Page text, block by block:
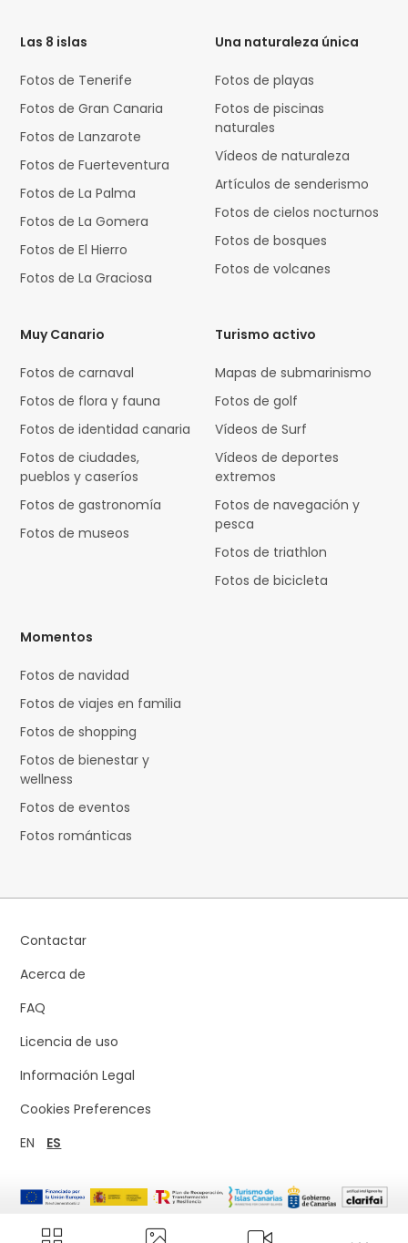
Las 8 islas
Fotos de Tenerife
Fotos de Gran Canaria
Fotos de Lanzarote
Fotos de Fuerteventura
Fotos de La Palma
Fotos de La Gomera
Fotos de El Hierro
Fotos de La Graciosa
Una naturaleza única
Fotos de playas
Fotos de piscinas
naturales
Vídeos de naturaleza
Artículos de senderismo
Fotos de cielos nocturnos
Fotos de bosques
Fotos de volcanes
Muy Canario
Fotos de carnaval
Fotos de flora y fauna
Fotos de identidad canaria
Fotos de ciudades,
pueblos y caseríos
Fotos de gastronomía
Fotos de museos
Turismo activo
Mapas de submarinismo
Fotos de golf
Vídeos de Surf
Vídeos de deportes
extremos
Fotos de navegación y
pesca
Fotos de triathlon
Fotos de bicicleta
Momentos
Fotos de navidad
Fotos de viajes en familia
Fotos de shopping
Fotos de bienestar y
wellness
Fotos de eventos
Fotos románticas
Contactar
Acerca de
FAQ
Licencia de uso
Información Legal
Cookies Preferences
EN
ES